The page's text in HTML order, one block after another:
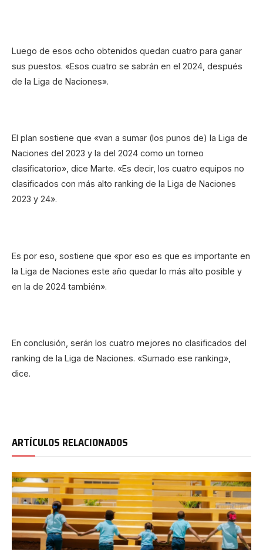
Luego de esos ocho obtenidos quedan cuatro para ganar
sus puestos. «Esos cuatro se sabrán en el 2024, después
de la Liga de Naciones».
El plan sostiene que «van a sumar (los punos de) la Liga de
Naciones del 2023 y la del 2024 como un torneo
clasificatorio», dice Marte. «Es decir, los cuatro equipos no
clasificados con más alto ranking de la Liga de Naciones
2023 y 24».
Es por eso, sostiene que «por eso es que es importante en
la Liga de Naciones este año quedar lo más alto posible y
en la de 2024 también».
En conclusión, serán los cuatro mejores no clasificados del
ranking de la Liga de Naciones. «Sumado ese ranking»,
dice.
ARTÍCULOS RELACIONADOS